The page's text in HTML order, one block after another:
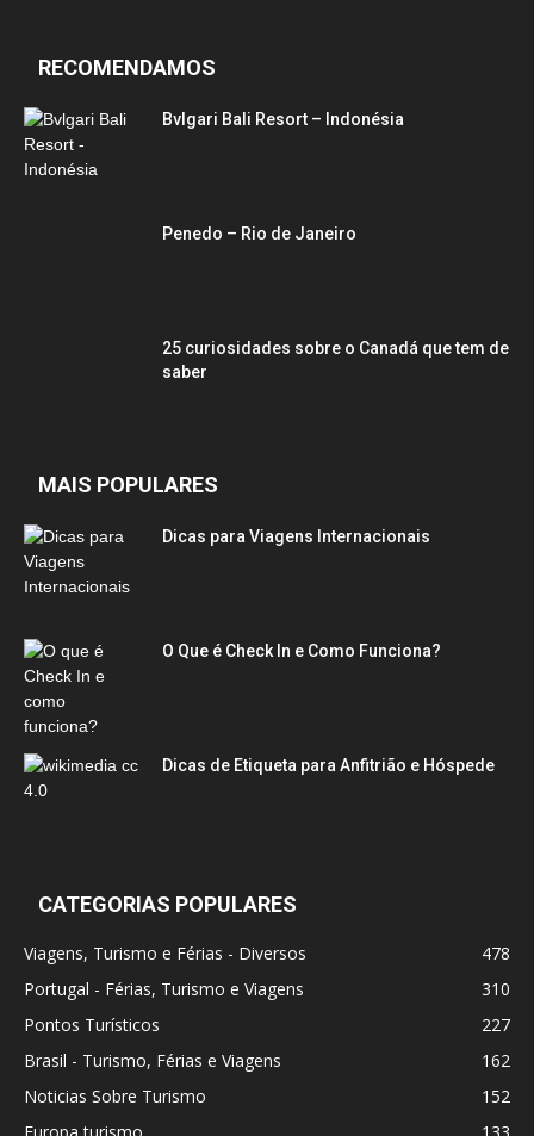
RECOMENDAMOS
Bvlgari Bali Resort – Indonésia
Penedo – Rio de Janeiro
25 curiosidades sobre o Canadá que tem de
saber
MAIS POPULARES
Dicas para Viagens Internacionais
O Que é Check In e Como Funciona?
Dicas de Etiqueta para Anfitrião e Hóspede
CATEGORIAS POPULARES
Viagens, Turismo e Férias - Diversos
478
Portugal - Férias, Turismo e Viagens
310
Pontos Turísticos
227
Brasil - Turismo, Férias e Viagens
162
Noticias Sobre Turismo
152